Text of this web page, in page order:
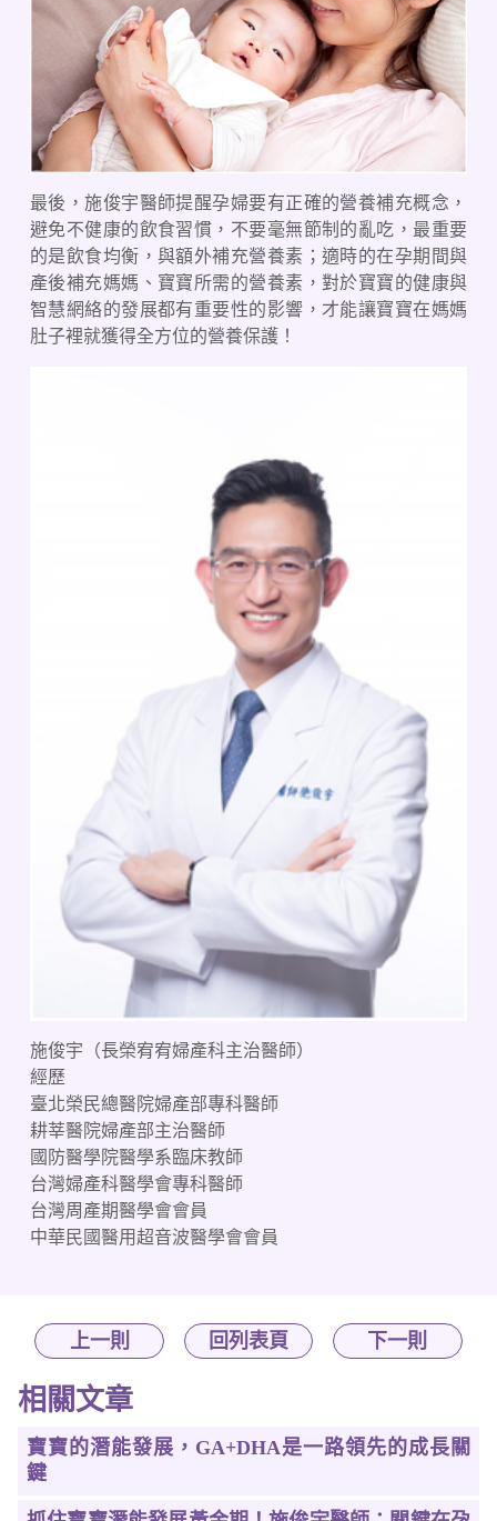
最後，施俊宇醫師提醒孕婦要有正確的營養補充概念，
避免不健康的飲食習慣，不要毫無節制的亂吃，最重要
的是飲食均衡，與額外補充營養素；適時的在孕期間與
產後補充媽媽、寶寶所需的營養素，對於寶寶的健康與
智慧網絡的發展都有重要性的影響，才能讓寶寶在媽媽
肚子裡就獲得全方位的營養保護！
施俊宇（長榮宥宥婦產科主治醫師）
經歷
臺北榮民總醫院婦產部專科醫師
耕莘醫院婦產部主治醫師
國防醫學院醫學系臨床教師
台灣婦產科醫學會專科醫師
台灣周產期醫學會會員
中華民國醫用超音波醫學會會員
上一則 回列表頁 下一則
相關文章
寶寶的潛能發展，GA+DHA是一路領先的成長關
鍵